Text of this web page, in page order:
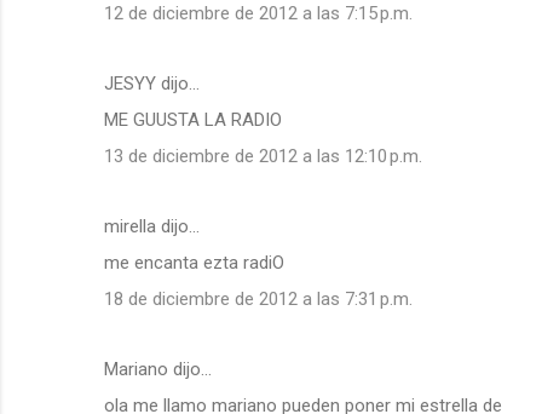
12 de diciembre de 2012 a las 7:15 p.m.
JESYY dijo…
ME GUUSTA LA RADIO
13 de diciembre de 2012 a las 12:10 p.m.
mirella dijo…
me encanta ezta radiO
18 de diciembre de 2012 a las 7:31 p.m.
Mariano dijo…
ola me llamo mariano pueden poner mi estrella de